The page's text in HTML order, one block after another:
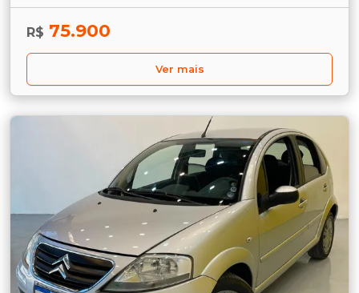
R$ 75.900
Ver mais